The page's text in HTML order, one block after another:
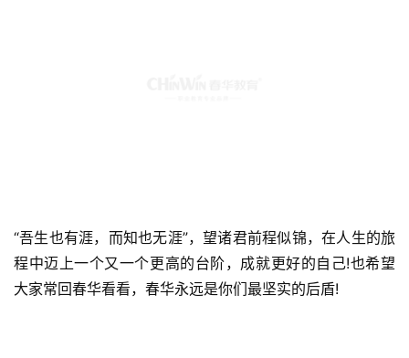
“吾生也有涯，而知也无涯”，望诸君前程似锦，在人生的旅
程中迈上一个又一个更高的台阶，成就更好的自己!也希望
大家常回春华看看，春华永远是你们最坚实的后盾!